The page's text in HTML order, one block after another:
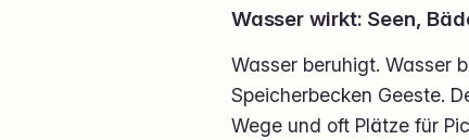
Wasser wirkt: Seen,
Wasser beruhigt. Wasser
Speicherbecken Geeste.
Wege und oft Plätze für